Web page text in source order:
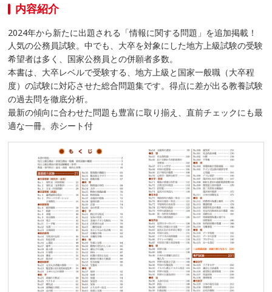
内容紹介
2024年から新たに出題される「情報に関する問題」を追加掲載！
人気の公務員試験。中でも、大卒を対象にした地方上級試験の受験
希望者は多く、国家公務員との併願者多数。
本書は、大卒レベルで受験する、地方上級と国家一般職（大卒程
度）の試験に対応させた総合問題集です。得点に差が出る教養試験
の過去問を徹底分析。
最新の傾向に合わせた問題も豊富に取り揃え、直前チェックにも最
適な一冊。赤シート付